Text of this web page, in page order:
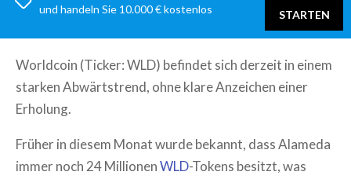
und handeln Sie 10.000 € kostenlos
STARTEN
Worldcoin (Ticker: WLD) befindet sich derzeit in einem
starken Abwärtstrend, ohne klare Anzeichen einer
Erholung.
Früher in diesem Monat wurde bekannt, dass Alameda
immer noch 24 MillionenWLD-Tokens besitzt, was